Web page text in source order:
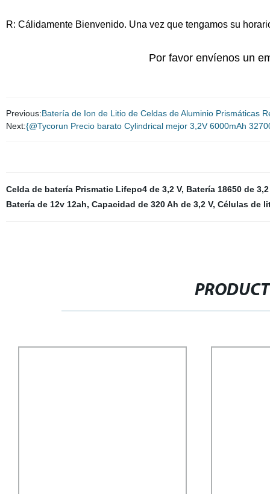
R: Cálidamente Bienvenido. Una vez que tengamos su
Por favor envíenos un
Previous:Batería de Ion de Litio de Celdas de Aluminio Prismáticas
Next:{@Tycorun Precio barato Cylindrical mejor 3,2V 6000mAh
Celda de batería Prismatic Lifepo4 de 3,2 V, Batería 18650 de 3,2
Batería de 12v 12ah, Capacidad de 320 Ah de 3,2 V, Células de